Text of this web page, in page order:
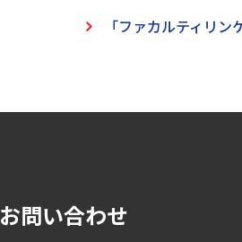
「ファカルティリ
お問い合わせ